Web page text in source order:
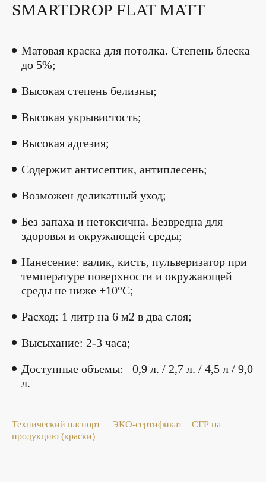
SMARTDROP FLAT MATT
Матовая краска для потолка. Степень блеска
до 5%;
Высокая степень белизны;
Высокая укрывистость;
Высокая адгезия;
Содержит антисептик, антиплесень;
Возможен деликатный уход;
Без запаха и нетоксична. Безвредна для
здоровья и окружающей среды;
Нанесение: валик, кисть, пульверизатор при
температуре поверхности и окружающей
среды не ниже +10°С;
Расход: 1 литр на 6 м2 в два слоя;
Высыхание: 2-3 часа;
Доступные объемы: 0,9 л. / 2,7 л. / 4,5 л / 9,0
л.
Технический паспорт ЭКО-сертификат
СГР на
продукцию (краски)